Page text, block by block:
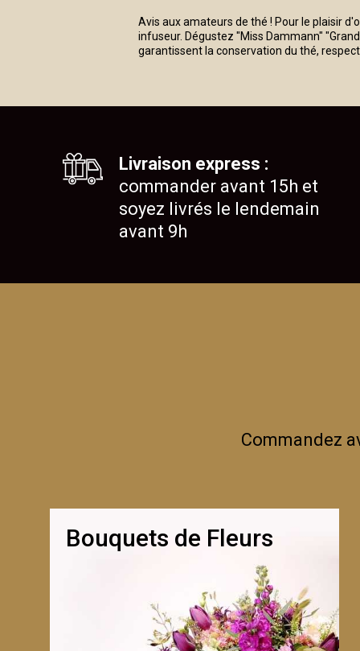
Avis aux amateurs de thé ! Pour le plaisir
infuseur. Dégustez "Miss Dammann"
garantissent la conservation du thé,
Livraison express :
commander avant 15h et
soyez livrés le lendemain
avant 9h
Commandez
Bouquets de Fleurs